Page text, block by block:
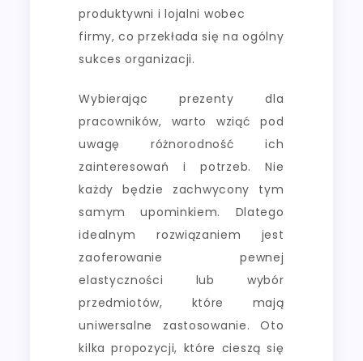
produktywni i lojalni wobec
firmy, co przekłada się na ogólny
sukces organizacji.
Wybierając prezenty dla
pracowników, warto wziąć pod
uwagę różnorodność ich
zainteresowań i potrzeb. Nie
każdy będzie zachwycony tym
samym upominkiem. Dlatego
idealnym rozwiązaniem jest
zaoferowanie pewnej
elastyczności lub wybór
przedmiotów, które mają
uniwersalne zastosowanie. Oto
kilka propozycji, które cieszą się